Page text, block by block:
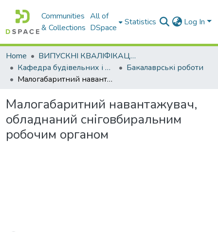
Communities
& Collections
All of
DSpace
Statistics Log In
Home
ВИПУСКНІ КВАЛІФІКАЦІЙНІ РОБОТИ
Кафедра будівельних і дорожніх машин
Бакалаврські роботи
Малогабаритний навантажувач, обладнаний сніговбиральним робочим органом
Малогабаритний навантажувач,
обладнаний сніговбиральним
робочим органом